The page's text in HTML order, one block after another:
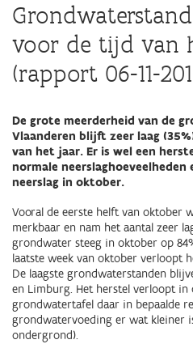
voor de tijd van
(rapport 06-11-
De grote meerderheid van de
Vlaanderen blijft zeer laag
van het jaar. Er is wel een
normale neerslaghoeveelheden
neerslag in oktober.
Vooral de eerste helft van oktober
merkbaar en nam het aantal zeer
grondwater steeg in oktober op
laatste week van oktober verloopt
De laagste grondwaterstanden
en Limburg. Het herstel verloopt
grondwatertafel daar in bepaalde
grondwatervoeding er wat kleiner
ondergrond).